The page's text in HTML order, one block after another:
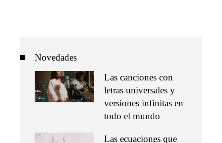
Novedades
Las canciones con
letras universales y
versiones infinitas en
todo el mundo
Las ecuaciones que